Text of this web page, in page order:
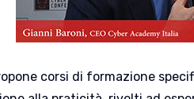
corsi di formazione